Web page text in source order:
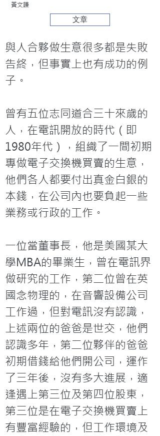
黃文謙
文章
與人合夥做生意很多都是失敗
告終，但事實上也有成功的例
子。
曾有五位志同道合三十來歲的
人，在電訊開放的時代（即
1980年代），組織了一間初期
專做電子交換機買賣的生意，
他們各人都要付出真金白銀的
本錢，在公司內也要負起一些
業務或行政的工作。
一位當董事長，他是美國某大
學MBA的畢業生，曾在電訊界
做研究的工作，第二位曾在英
國念物理的，在音響設備公司
工作過，但對電訊沒有認識，
上述兩位的爸爸是世交，他們
認識多年，第二位夥伴的爸爸
初期借錢給他們開公司，運作
了三年後，沒有多大進展，適
逢遇上第三位及第四位股東，
第三位是在電子交換機買賣上
有豐富經驗的，但工作環境及